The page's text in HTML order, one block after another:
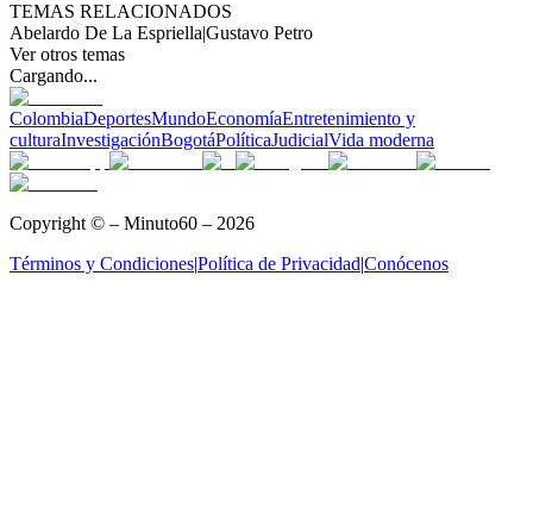
TEMAS RELACIONADOS
Abelardo De La Espriella|Gustavo Petro
Ver otros temas
Cargando...
ColombiaDeportesMundoEconomíaEntretenimiento y
culturaInvestigaciónBogotáPolíticaJudicialVida moderna
Copyright © – Minuto60 – 2026
Términos y Condiciones|Política de Privacidad|Conócenos